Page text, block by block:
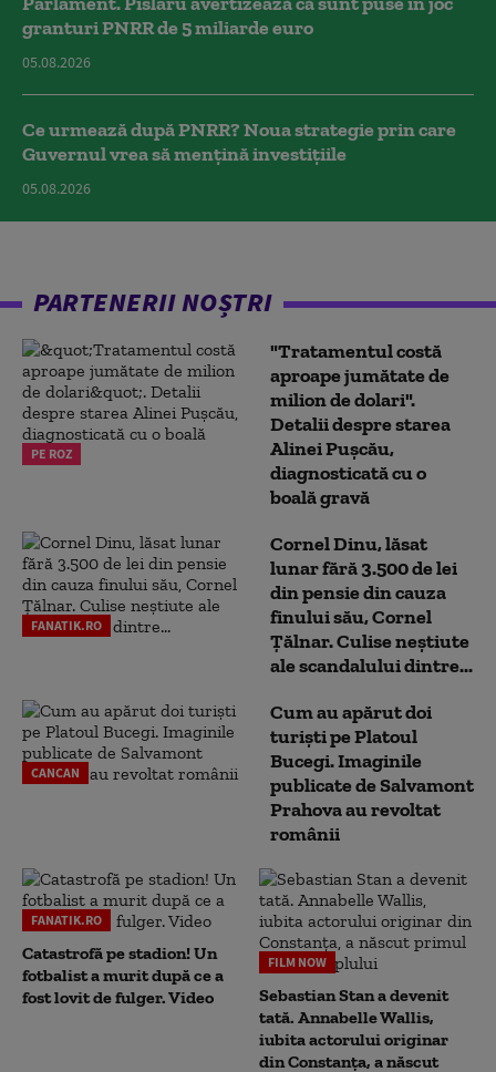
granturi PNRR de 5 miliarde euro
05.08.2026
Ce urmează după PNRR? Noua strategie prin care
Guvernul vrea să mențină investițiile
05.08.2026
PARTENERII NOȘTRI
PE ROZ
"Tratamentul costă
aproape jumătate de
milion de dolari".
Detalii despre starea
Alinei Pușcău,
diagnosticată cu o
boală gravă
FANATIK.RO
Cornel Dinu, lăsat
lunar fără 3.500 de lei
din pensie din cauza
finului său, Cornel
Țălnar. Culise neștiute
ale scandalului dintre...
CANCAN
Cum au apărut doi
turiști pe Platoul
Bucegi. Imaginile
publicate de Salvamont
Prahova au revoltat
românii
FANATIK.RO
Catastrofă pe stadion! Un
fotbalist a murit după ce a
fost lovit de fulger. Video
FILM NOW
Sebastian Stan a devenit
tată. Annabelle Wallis,
iubita actorului originar
din Constanța, a născut